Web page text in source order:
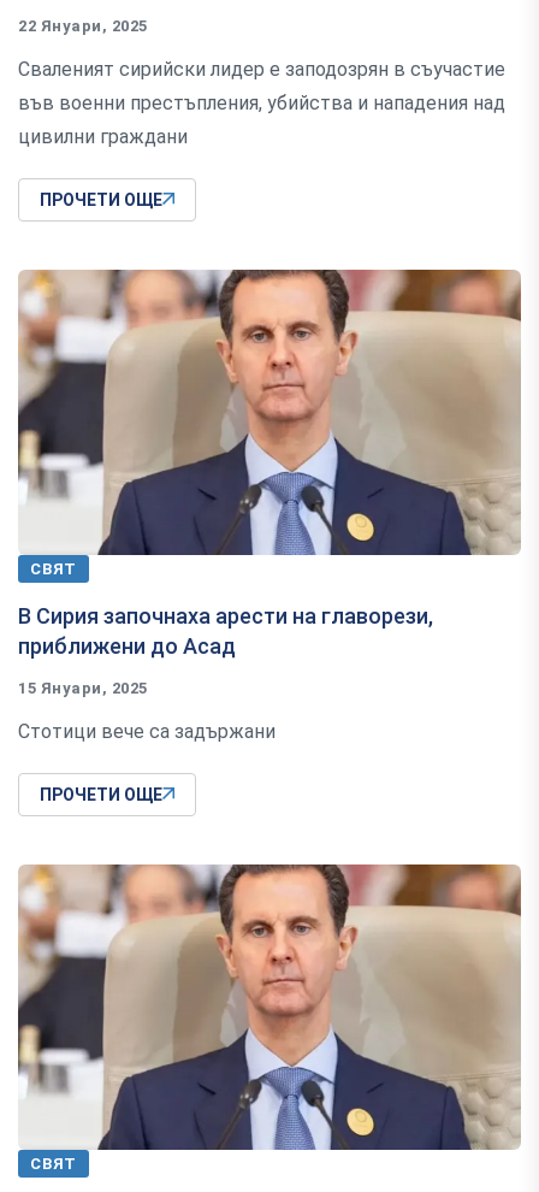
22 Януари, 2025
Сваленият сирийски лидер е заподозрян в съучастие
във военни престъпления, убийства и нападения над
цивилни граждани
ПРОЧЕТИ ОЩЕ
СВЯТ
В Сирия започнаха арести на главорези,
приближени до Асад
15 Януари, 2025
Стотици вече са задържани
ПРОЧЕТИ ОЩЕ
СВЯТ